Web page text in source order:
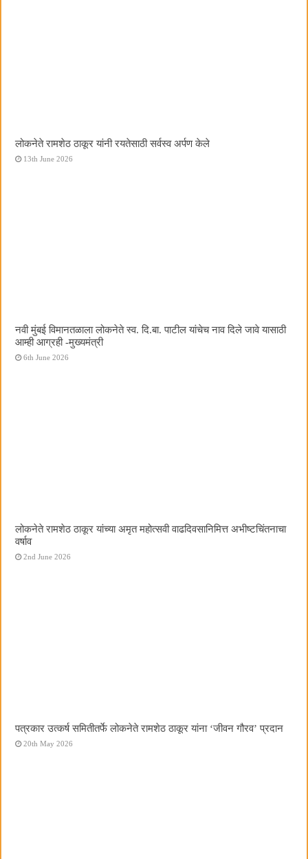
लोकनेते रामशेठ ठाकूर यांनी रयतेसाठी सर्वस्व अर्पण केले
13th June 2026
नवी मुंबई विमानतळाला लोकनेते स्व. दि.बा. पाटील यांचेच नाव दिले जावे यासाठी
आम्ही आग्रही -मुख्यमंत्री
6th June 2026
लोकनेते रामशेठ ठाकूर यांच्या अमृत महोत्सवी वाढदिवसानिमित्त अभीष्टचिंतनाचा
वर्षाव
2nd June 2026
पत्रकार उत्कर्ष समितीतर्फे लोकनेते रामशेठ ठाकूर यांना ‌‘जीवन गौरव‌’ प्रदान
20th May 2026